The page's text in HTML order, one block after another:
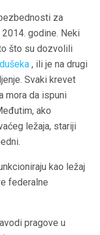
za
godine. Neki
što su dozvolili
dušeka , ili je na drugi
Svaki krevet
mora da ispuni
ako
ležaja, stariji
kao ležaj
federalne
pragove u